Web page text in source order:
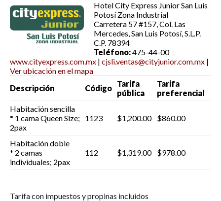
Hotel City Express Junior San Luis
Potosí Zona Industrial
Carretera 57 #157, Col. Las
Mercedes, San Luis Potosí, S.L.P.
C.P. 78394
Teléfono:475-44-00
www.cityexpress.com.mx | cjsli.ventas@cityjunior.com.mx |
Ver ubicación en el mapa
Descripción
Código Tarifa
pública
Tarifa
preferencial
Habitación sencilla
* 1 cama Queen Size;
2pax
1123 $1,200.00 $860.00
Habitación doble
* 2 camas
individuales; 2pax
112 $1,319.00 $978.00
Tarifa con impuestos y propinas incluidos